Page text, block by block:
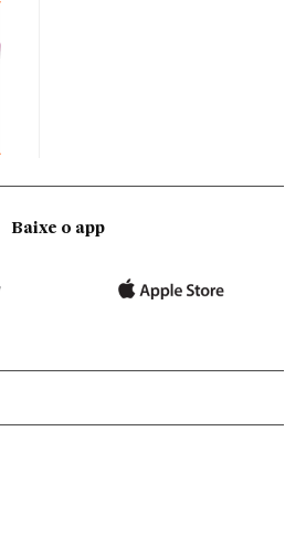
Baixe o app